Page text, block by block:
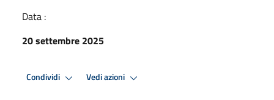
Data :
20 settembre 2025
Condividi Vedi azioni